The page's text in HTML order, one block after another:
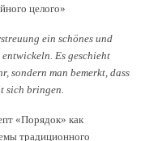
целого»
ein schönes und
Es geschieht
sondern man bemerkt, dass
sich bringen.
«Порядок» как
традиционного